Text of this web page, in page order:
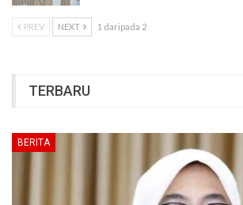
PREV NEXT 1 daripada 2
TERBARU
BERITA